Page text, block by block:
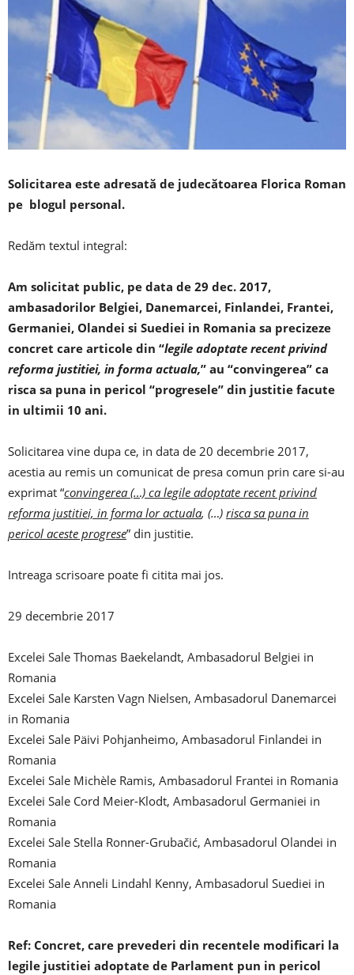
Solicitarea este adresată de judecătoarea Florica Roman
pe blogul personal.
Redăm textul integral:
Am solicitat public, pe data de 29 dec. 2017,
ambasadorilor Belgiei, Danemarcei, Finlandei, Frantei,
Germaniei, Olandei si Suediei in Romania sa precizeze
concret care articole din “legile adoptate recent privind
reforma justitiei, in forma actuala,” au “convingerea” ca
risca sa puna in pericol “progresele” din justitie facute
in ultimii 10 ani.
Solicitarea vine dupa ce, in data de 20 decembrie 2017,
acestia au remis un comunicat de presa comun prin care si-au
exprimat “convingerea (…) ca legile adoptate recent privind
reforma justitiei, in forma lor actuala, (…) risca sa puna in
pericol aceste progrese” din justitie.
Intreaga scrisoare poate fi citita mai jos.
29 decembrie 2017
Excelei Sale Thomas Baekelandt, Ambasadorul Belgiei in
Romania
Excelei Sale Karsten Vagn Nielsen, Ambasadorul Danemarcei
in Romania
Excelei Sale Päivi Pohjanheimo, Ambasadorul Finlandei in
Romania
Excelei Sale Michèle Ramis, Ambasadorul Frantei in Romania
Excelei Sale Cord Meier-Klodt, Ambasadorul Germaniei in
Romania
Excelei Sale Stella Ronner-Grubačić, Ambasadorul Olandei in
Romania
Excelei Sale Anneli Lindahl Kenny, Ambasadorul Suediei in
Romania
Ref: Concret, care prevederi din recentele modificari la
legile justitiei adoptate de Parlament pun in pericol